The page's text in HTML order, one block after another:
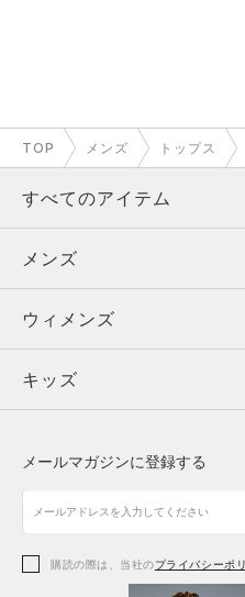
ション ロングスリーブ クルー シャ
￥4,400